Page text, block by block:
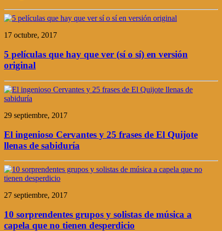
17 octubre, 2017
5 películas que hay que ver (sí o sí) en versión
original
29 septiembre, 2017
El ingenioso Cervantes y 25 frases de El Quijote
llenas de sabiduría
27 septiembre, 2017
10 sorprendentes grupos y solistas de música a
capela que no tienen desperdicio